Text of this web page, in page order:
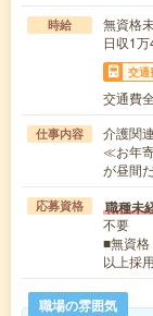
時給
無資格
日収1
交通
交通費
仕事内容
介護関連
≪お年
が昼間
応募資格 職種未
不要
■無資格
以上採
職場の雰囲気